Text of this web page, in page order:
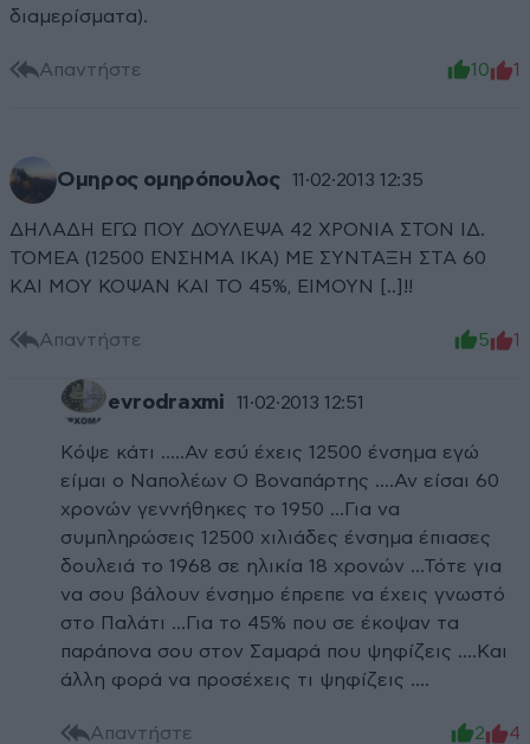
διαμερίσματα).
Απαντήστε 10 1
Ομηρος ομηρόπουλος 11·02·2013 12:35
ΔΗΛΑΔΗ ΕΓΩ ΠΟΥ ΔΟΥΛΕΨΑ 42 ΧΡΟΝΙΑ ΣΤΟΝ ΙΔ.
ΤΟΜΕΑ (12500 ΕΝΣΗΜΑ ΙΚΑ) ΜΕ ΣΥΝΤΑΞΗ ΣΤΑ 60
ΚΑΙ ΜΟΥ ΚΟΨΑΝ ΚΑΙ ΤΟ 45%, ΕΙΜΟΥΝ [..]!!
Απαντήστε 5 1
evrodraxmi 11·02·2013 12:51
Κόψε κάτι .....Αν εσύ έχεις 12500 ένσημα εγώ
είμαι ο Ναπολέων Ο Βοναπάρτης ....Αν είσαι 60
χρονών γεννήθηκες το 1950 ...Για να
συμπληρώσεις 12500 χιλιάδες ένσημα έπιασες
δουλειά το 1968 σε ηλικία 18 χρονών ...Τότε για
να σου βάλουν ένσημο έπρεπε να έχεις γνωστό
στο Παλάτι ...Για το 45% που σε έκοψαν τα
παράπονα σου στον Σαμαρά που ψηφίζεις ....Και
άλλη φορά να προσέχεις τι ψηφίζεις ....
Απαντήστε 2 4